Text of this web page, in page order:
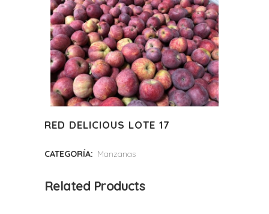
RED DELICIOUS LOTE 17
CATEGORÍA: Manzanas
Related Products